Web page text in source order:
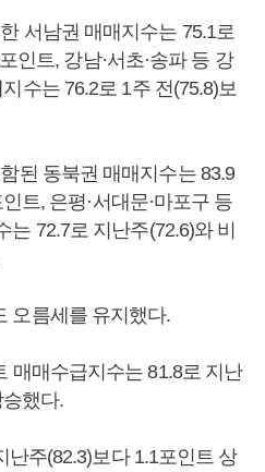
서남권 매매지수는 75.1로
인트, 강남·서초·송파 등 강
수는 76.2로 1주 전(75.8)보
된 동북권 매매지수는 83.9
트, 은평·서대문·마포구 등
72.7로 지난주(72.6)와 비
오름세를 유지했다.
매매수급지수는 81.8로 지난
했다.
난주(82.3)보다 1.1포인트 상